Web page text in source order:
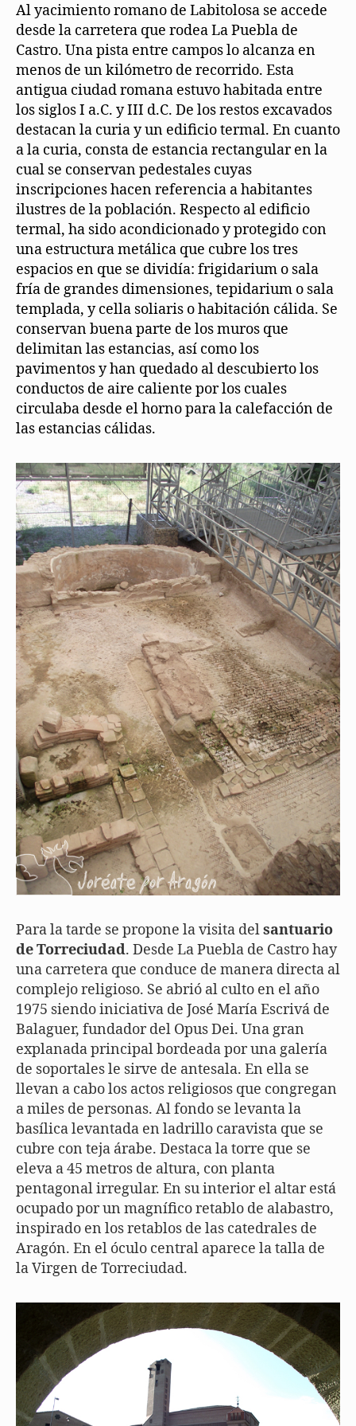
Al yacimiento romano de Labitolosa se accede
desde la carretera que rodea La Puebla de
Castro. Una pista entre campos lo alcanza en
menos de un kilómetro de recorrido. Esta
antigua ciudad romana estuvo habitada entre
los siglos I a.C. y III d.C. De los restos excavados
destacan la curia y un edificio termal. En cuanto
a la curia, consta de estancia rectangular en la
cual se conservan pedestales cuyas
inscripciones hacen referencia a habitantes
ilustres de la población. Respecto al edificio
termal, ha sido acondicionado y protegido con
una estructura metálica que cubre los tres
espacios en que se dividía: frigidarium o sala
fría de grandes dimensiones, tepidarium o sala
templada, y cella soliaris o habitación cálida. Se
conservan buena parte de los muros que
delimitan las estancias, así como los
pavimentos y han quedado al descubierto los
conductos de aire caliente por los cuales
circulaba desde el horno para la calefacción de
las estancias cálidas.
Para la tarde se propone la visita delsantuario
de Torreciudad. Desde La Puebla de Castro hay
una carretera que conduce de manera directa al
complejo religioso. Se abrió al culto en el año
1975 siendo iniciativa de José María Escrivá de
Balaguer, fundador del Opus Dei. Una gran
explanada principal bordeada por una galería
de soportales le sirve de antesala. En ella se
llevan a cabo los actos religiosos que congregan
a miles de personas. Al fondo se levanta la
basílica levantada en ladrillo caravista que se
cubre con teja árabe. Destaca la torre que se
eleva a 45 metros de altura, con planta
pentagonal irregular. En su interior el altar está
ocupado por un magnífico retablo de alabastro,
inspirado en los retablos de las catedrales de
Aragón. En el óculo central aparece la talla de
la Virgen de Torreciudad.